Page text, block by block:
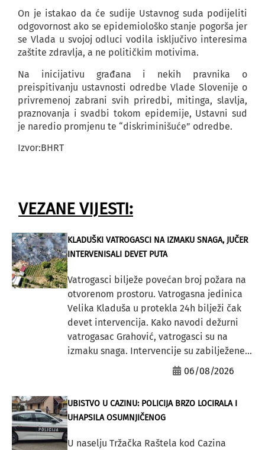
On je istakao da će sudije Ustavnog suda podijeliti
odgovornost ako se epidemiološko stanje pogorša jer
se Vlada u svojoj odluci vodila isključivo interesima
zaštite zdravlja, a ne političkim motivima.
Na inicijativu građana i nekih pravnika o
preispitivanju ustavnosti odredbe Vlade Slovenije o
privremenoj zabrani svih priredbi, mitinga, slavlja,
praznovanja i svadbi tokom epidemije, Ustavni sud
je naredio promjenu te “diskriminišuće” odredbe.
Izvor:BHRT
VEZANE VIJESTI:
KLADUŠKI VATROGASCI NA IZMAKU SNAGA, JUČER
INTERVENISALI DEVET PUTA
Vatrogasci bilježe povećan broj požara na
otvorenom prostoru. Vatrogasna jedinica
Velika Kladuša u protekla 24h bilježi čak
devet intervencija. Kako navodi dežurni
vatrogasac Grahović, vatrogasci su na
izmaku snaga. Intervencije su zabilježene...
06/08/2026
UBISTVO U CAZINU: POLICIJA BRZO LOCIRALA I
UHAPSILA OSUMNJIČENOG
U naselju Tržačka Raštela kod Cazina